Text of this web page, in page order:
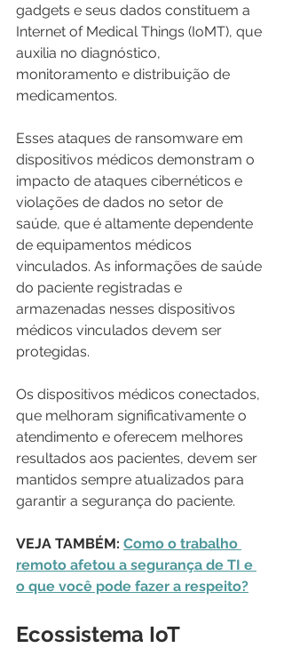
gadgets e seus dados constituem a
Internet of Medical Things (IoMT), que
auxilia no diagnóstico,
monitoramento e distribuição de
medicamentos.
Esses ataques de ransomware em
dispositivos médicos demonstram o
impacto de ataques cibernéticos e
violações de dados no setor de
saúde, que é altamente dependente
de equipamentos médicos
vinculados. As informações de saúde
do paciente registradas e
armazenadas nesses dispositivos
médicos vinculados devem ser
protegidas.
Os dispositivos médicos conectados,
que melhoram significativamente o
atendimento e oferecem melhores
resultados aos pacientes, devem ser
mantidos sempre atualizados para
garantir a segurança do paciente.
VEJA TAMBÉM: Como o trabalho
remoto afetou a segurança de TI e
o que você pode fazer a respeito?
Ecossistema IoT